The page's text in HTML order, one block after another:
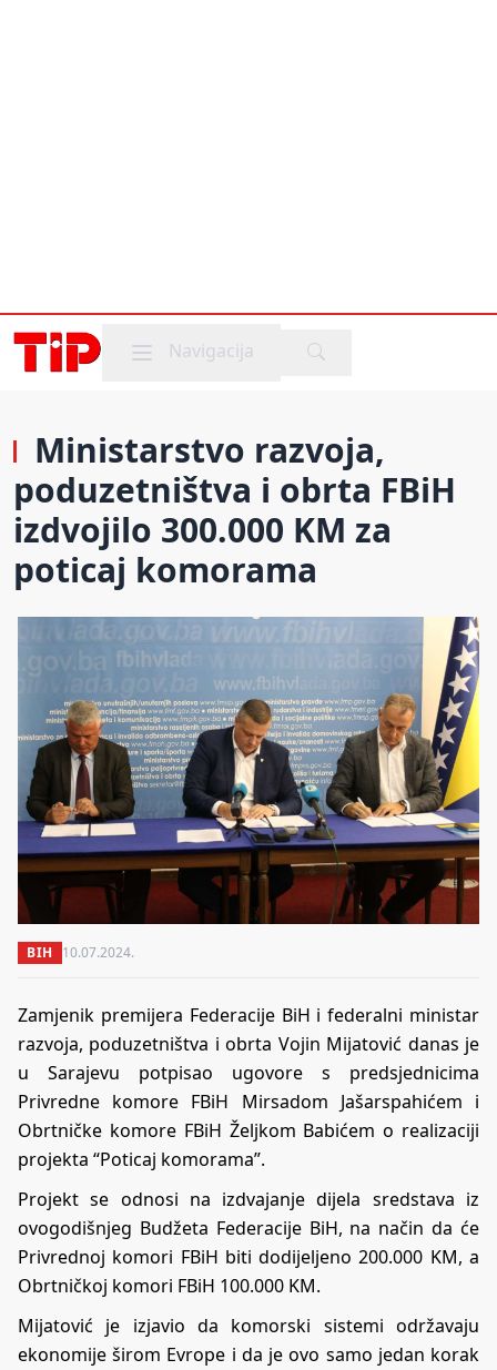
Mobile menu
Navigacija
Ministarstvo razvoja,
poduzetništva i obrta FBiH
izdvojilo 300.000 KM za
poticaj komorama
BIH 10.07.2024.
Zamjenik premijera Federacije BiH i federalni ministar
razvoja, poduzetništva i obrta Vojin Mijatović danas je
u Sarajevu potpisao ugovore s predsjednicima
Privredne komore FBiH Mirsadom Jašarspahićem i
Obrtničke komore FBiH Željkom Babićem o realizaciji
projekta “Poticaj komorama”.
Projekt se odnosi na izdvajanje dijela sredstava iz
ovogodišnjeg Budžeta Federacije BiH, na način da će
Privrednoj komori FBiH biti dodijeljeno 200.000 KM, a
Obrtničkoj komori FBiH 100.000 KM.
Mijatović je izjavio da komorski sistemi održavaju
ekonomije širom Evrope i da je ovo samo jedan korak